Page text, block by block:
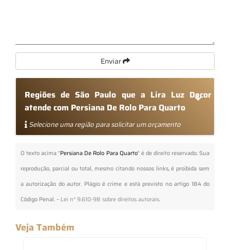
Enviar
Regiões de São Paulo que a Lira Luz Decor
atende com Persiana De Rolo Para Quarto
Selecione uma região para solicitar um orçamento
O texto acima "Persiana De Rolo Para Quarto" é de direito reservado. Sua
reprodução, parcial ou total, mesmo citando nossos links, é proibida sem
a autorização do autor. Plágio é crime e está previsto no artigo 184 do
Código Penal. – Lei n° 9.610-98 sobre direitos autorais.
Veja Também